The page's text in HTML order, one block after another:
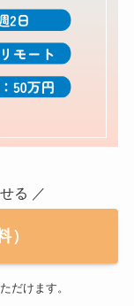
る ／
）
だけます。